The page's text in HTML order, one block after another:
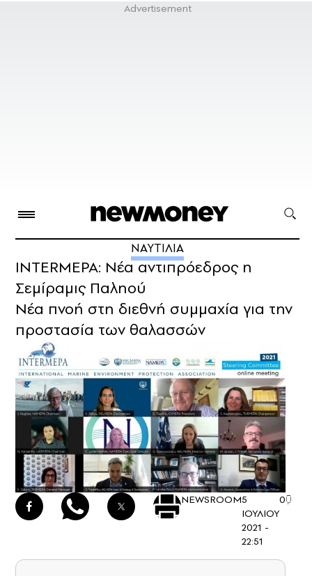
ΝΑΥΤΙΛΙΑ
INTERMEPA: Νέα αντιπρόεδρος η
Σεμίραμις Παληού
Νέα πνοή στη διεθνή συμμαχία για την
προστασία των θαλασσών
NEWSROOM5
ΙΟΥΛΙΟΥ
2021 -
22:51
0